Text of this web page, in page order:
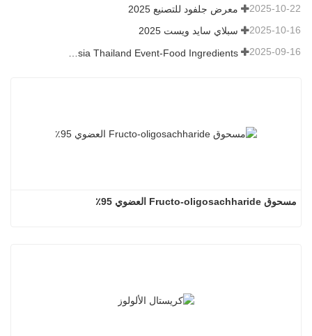
معرض جلفود للتصنيع 2025 2025-10-22
سبلاي سايد ويست 2025 2025-10-16
2025-09-16
مسحوق Fructo-oligosachharide العضوي 95٪